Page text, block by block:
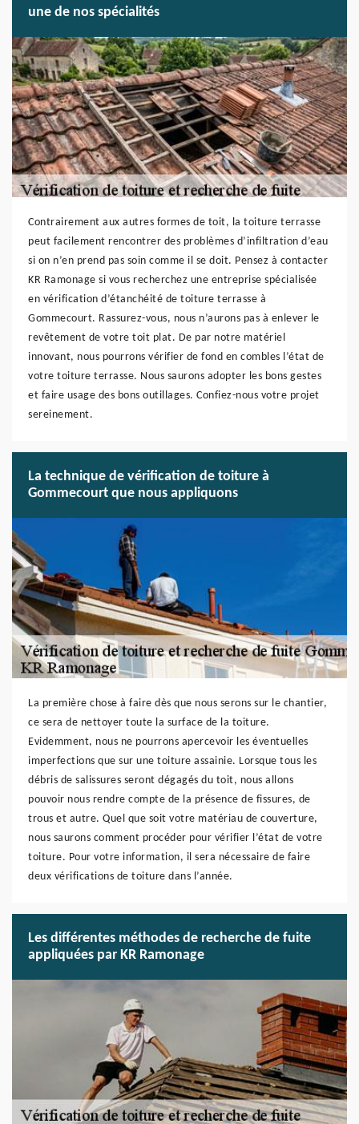
une de nos spécialités
Contrairement aux autres formes de toit, la toiture terrasse
peut facilement rencontrer des problèmes d’infiltration d’eau
si on n’en prend pas soin comme il se doit. Pensez à contacter
KR Ramonage si vous recherchez une entreprise spécialisée
en vérification d’étanchéité de toiture terrasse à
Gommecourt. Rassurez-vous, nous n’aurons pas à enlever le
revêtement de votre toit plat. De par notre matériel
innovant, nous pourrons vérifier de fond en combles l’état de
votre toiture terrasse. Nous saurons adopter les bons gestes
et faire usage des bons outillages. Confiez-nous votre projet
sereinement.
La technique de vérification de toiture à
Gommecourt que nous appliquons
La première chose à faire dès que nous serons sur le chantier,
ce sera de nettoyer toute la surface de la toiture.
Evidemment, nous ne pourrons apercevoir les éventuelles
imperfections que sur une toiture assainie. Lorsque tous les
débris de salissures seront dégagés du toit, nous allons
pouvoir nous rendre compte de la présence de fissures, de
trous et autre. Quel que soit votre matériau de couverture,
nous saurons comment procéder pour vérifier l’état de votre
toiture. Pour votre information, il sera nécessaire de faire
deux vérifications de toiture dans l’année.
Les différentes méthodes de recherche de fuite
appliquées par KR Ramonage